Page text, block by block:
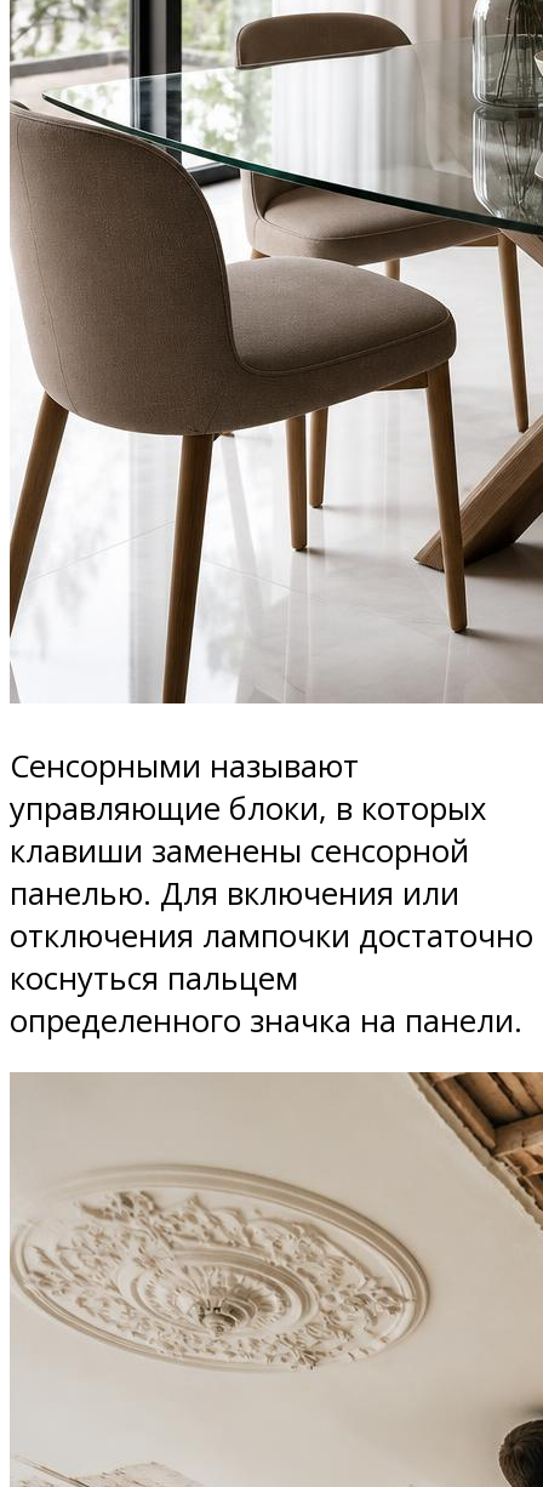
Сенсорными называют
управляющие блоки, в которых
клавиши заменены сенсорной
панелью. Для включения или
отключения лампочки достаточно
коснуться пальцем
определенного значка на панели.